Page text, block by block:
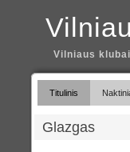
Vilniaus
Titulinis
Glazgas